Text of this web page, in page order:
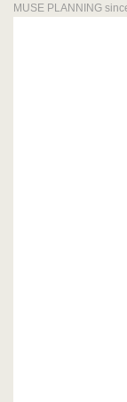
MUSE PLANNING